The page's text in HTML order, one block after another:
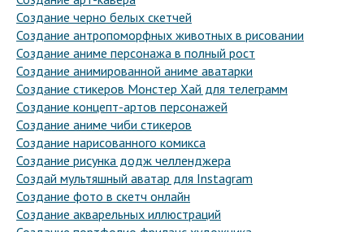
Создание черно белых скетчей
Создание антропоморфных животных в рисовании
Создание аниме персонажа в полный рост
Создание анимированной аниме аватарки
Создание стикеров Монстер Хай для телеграмм
Создание концепт-артов персонажей
Создание аниме чиби стикеров
Создание нарисованного комикса
Создание рисунка додж челленджера
Создай мультяшный аватар для Instagram
Создание фото в скетч онлайн
Создание акварельных иллюстраций